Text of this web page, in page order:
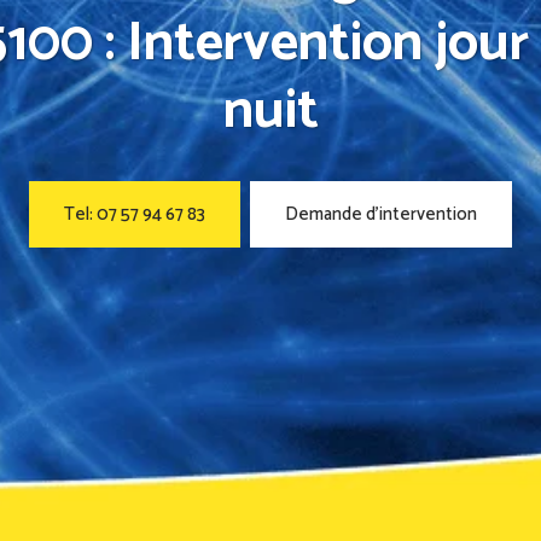
: Intervention
nuit
Tel: 07 57 94 67 83 Demande d’intervention